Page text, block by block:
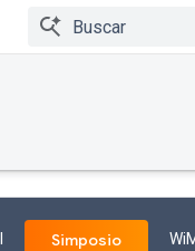
Simposio